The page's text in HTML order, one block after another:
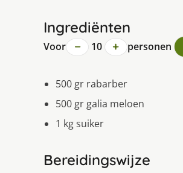
Ingrediënten
Voor − 10 + personen
500 gr rabarber
500 gr galia meloen
1 kg suiker
Bereidingswijze